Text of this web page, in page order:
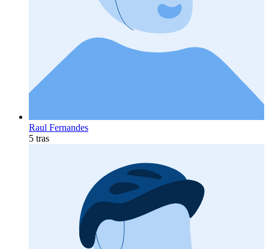
Raul Fernandes
5 tras